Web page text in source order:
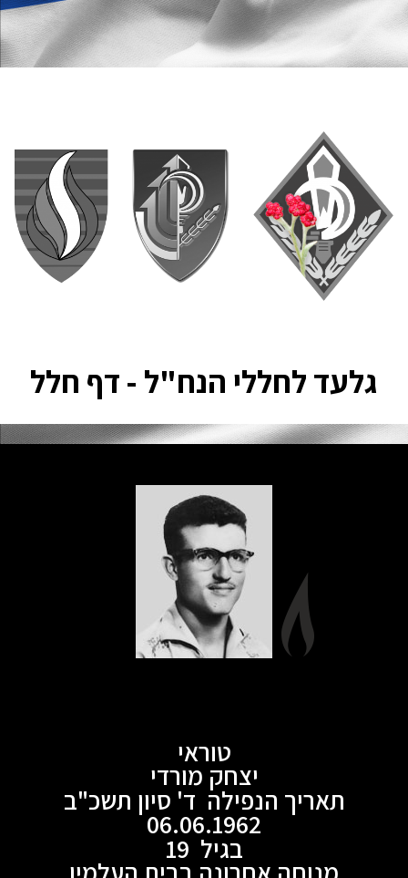
גלעד לחללי הנח"ל - דף חלל
טוראי
יצחק מורדי
תאריך הנפילה ד' סיון תשכ"ב
06.06.1962
בגיל 19